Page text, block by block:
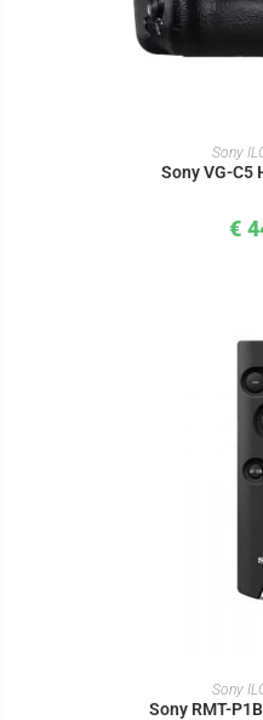
IN DEN
Sony
Sony VG-
€
IN DEN
Sony
Sony RMT-